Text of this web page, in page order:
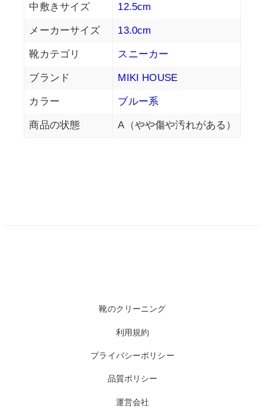
中敷きサイズ 12.5cm
メーカーサイズ 13.0cm
靴カテゴリ スニーカー
ブランド MIKI HOUSE
カラー ブルー系
商品の状態 A（やや傷や汚れがある）
靴のクリーニング
利用規約
プライバシーポリシー
品質ポリシー
運営会社